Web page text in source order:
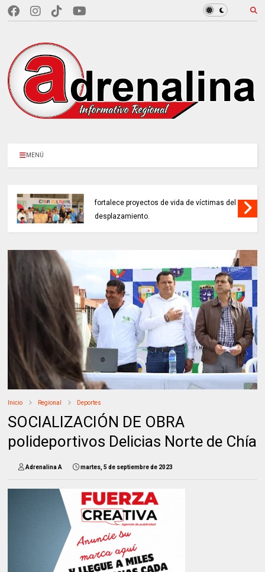
MENÚ
fortalece proyectos de vida de víctimas del
desplazamiento.
Inicio Regional Deportes
SOCIALIZACIÓN DE OBRA
polideportivos Delicias Norte de Chía
Adrenalina A martes, 5 de septiembre de 2023